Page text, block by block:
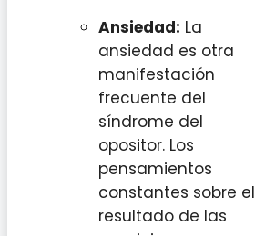
Ansiedad: La
ansiedad es otra
manifestación
frecuente del
síndrome del
opositor. Los
pensamientos
constantes sobre el
resultado de las